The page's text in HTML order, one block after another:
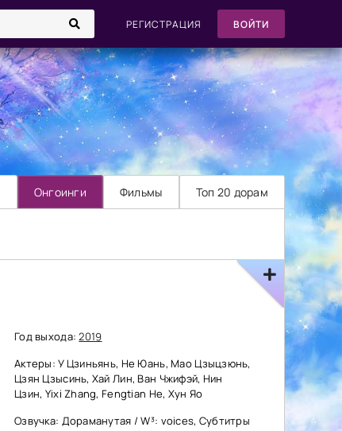
РЕГИСТРАЦИЯ ВОЙТИ
Онгоинги Фильмы Топ 20 дорам
Год выхода:2019
Актеры: У Цзиньянь, Не Юань, Мао Цзыцзюнь,
Цзян Цзысинь, Хай Лин, Ван Чжифэй, Нин
Цзин, Yixi Zhang, Fengtian He, Хун Яо
Озвучка: Дораманутая / W³: voices, Субтитры